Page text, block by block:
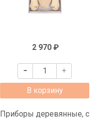
2 970 ₽
В корзину
Приборы деревянные, с